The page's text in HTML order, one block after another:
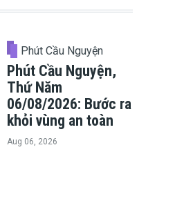
Phút Cầu Nguyện
Phút Cầu Nguyện,
Thứ Năm
06/08/2026: Bước ra
khỏi vùng an toàn
Aug 06, 2026